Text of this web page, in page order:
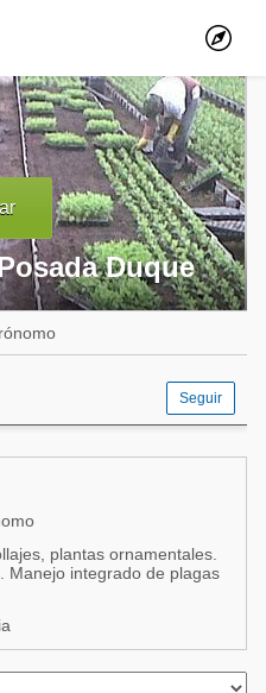
Duque
Seguir
plantas ornamentales.
Manejo integrado de plagas